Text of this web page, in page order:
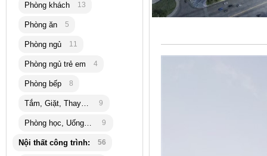
Phòng khách 13
Phòng ăn 5
Phòng ngủ 11
Phòng ngủ trẻ em 4
Phòng bếp 8
Tắm, Giặt, Thay đồ 9
Phòng học, Uống trà 9
Nội thất công trình: 56